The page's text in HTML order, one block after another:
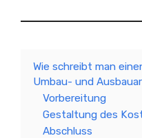
Wie schreibt man
Umbau- und
Vorbereitung
Gestaltung des
Abschluss